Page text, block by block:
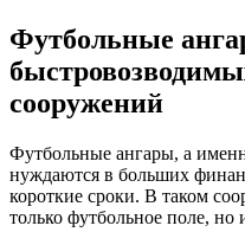
Футбольные
сооружений
Футбольные ангары, а
нуждаются в больших
короткие сроки. В таком
только футбольное поле,